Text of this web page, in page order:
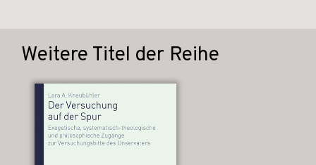
Weitere Titel der Reihe